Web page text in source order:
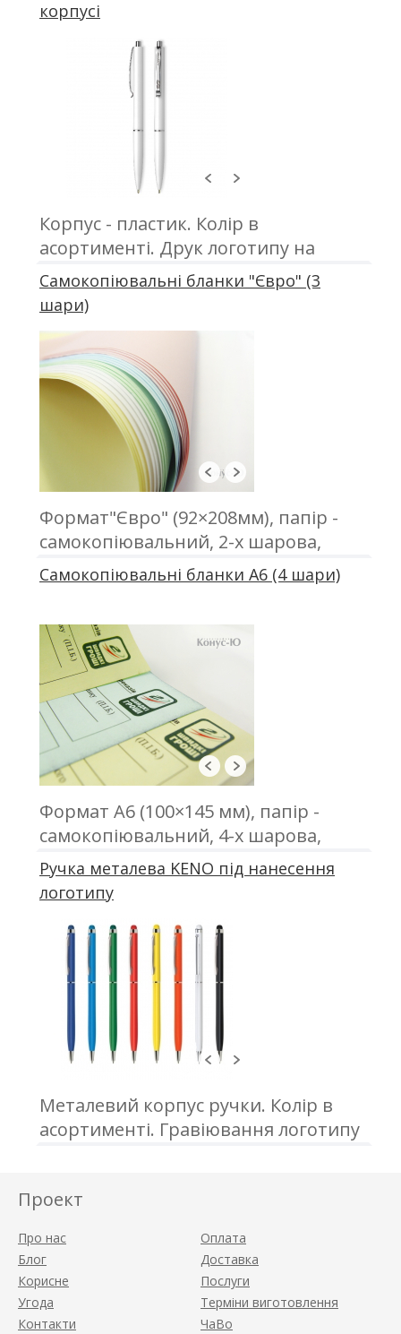
корпусі
Корпус - пластик. Колір в
асортименті. Друк логотипу на
ручках
Самокопіювальні бланки "Євро" (3
шари)
Формат"Євро" (92×208мм), папір -
самокопіювальний, 2-х шарова,
офсетний друк, проклейка
Самокопіювальні бланки А6 (4 шари)
Формат А6 (100×145 мм), папір -
самокопіювальний, 4-х шарова,
офсетний друк, проклейка
Ручка металева KENO під нанесення
логотипу
Металевий корпус ручки. Колір в
асортименті. Гравіювання логотипу
Проект
Про нас
Блог
Корисне
Угода
Контакти
Оплата
Доставка
Послуги
Терміни виготовлення
ЧаВо